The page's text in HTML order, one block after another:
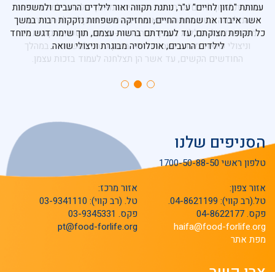
עמותת "מזון לחיים" ע"ר, נותנת תקווה ואור לילדים הרעבים ולמשפחות
אשר איבדו את שמחת החיים, ומחזיקה משפחות נזקקות רבות במשך
כל תקופת מצוקתם, עד לעמידתם ברשות עצמם, תוך שימת דגש מיוחד
לילדים הרעבים, אוכלוסיה מבוגרת וניצולי שואה.
עמותת "מזון לחיים" ע"ר עומדת בחזית המאמץ הלאומי למיגור הרעב
והמלחמה בעוני. העמותה מאמצת משפחות שנקלעו לחרפת רעב,
משפחות אלו כוללות בתוכן אמהות חד-הוריות, משפחות קשות יום
וניצולי שואה. מטרת העמותה היא במתן עזרה למשפחות במהלך
החודשים הקשים, עד אשר הן תצלחנה לעמוד בזכות עצמן.
כיום, עומדת עמותת "מזון לחיים" ע"ר, בחזית העשייה הלאומית לאימוץ
משפחות נזקקות והאכלת רעבים וחסרי כל, הן מבחינת אופי תרומתה
והיקף פעילותה והן מבחינת פריסתה הארצית.
הסניפים שלנו
טלפון ראשי 1700-50-88-50
אזור צפון:
טל.(רב קווי): 04-8621199.
פקס. 04-8622177
haifa@food-forlife.org
מפת אתר
אזור מרכז:
טל. (רב קווי): 03-9341110
פקס. 03-9345331
pt@food-forlife.org